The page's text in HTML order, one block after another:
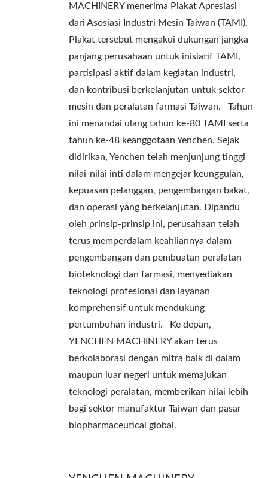
MACHINERY menerima Plakat Apresiasi
dari Asosiasi Industri Mesin Taiwan (TAMI).
Plakat tersebut mengakui dukungan jangka
panjang perusahaan untuk inisiatif TAMI,
partisipasi aktif dalam kegiatan industri,
dan kontribusi berkelanjutan untuk sektor
mesin dan peralatan farmasi Taiwan. Tahun
ini menandai ulang tahun ke-80 TAMI serta
tahun ke-48 keanggotaan Yenchen. Sejak
didirikan, Yenchen telah menjunjung tinggi
nilai-nilai inti dalam mengejar keunggulan,
kepuasan pelanggan, pengembangan bakat,
dan operasi yang berkelanjutan. Dipandu
oleh prinsip-prinsip ini, perusahaan telah
terus memperdalam keahliannya dalam
pengembangan dan pembuatan peralatan
bioteknologi dan farmasi, menyediakan
teknologi profesional dan layanan
komprehensif untuk mendukung
pertumbuhan industri. Ke depan,
YENCHEN MACHINERY akan terus
berkolaborasi dengan mitra baik di dalam
maupun luar negeri untuk memajukan
teknologi peralatan, memberikan nilai lebih
bagi sektor manufaktur Taiwan dan pasar
biopharmaceutical global.